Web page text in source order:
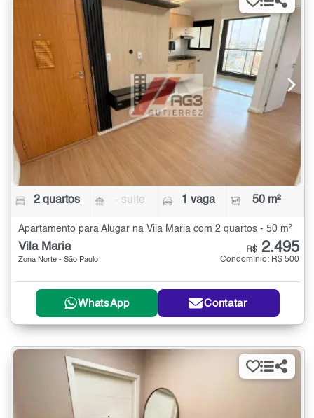
2 quartos - suíte 1 vaga 50 m²
Apartamento para Alugar na Vila Maria com 2 quartos - 50 m²
Vila Maria
Zona Norte - São Paulo
R$ 2.495
Condomínio: R$ 500
WhatsApp Contatar